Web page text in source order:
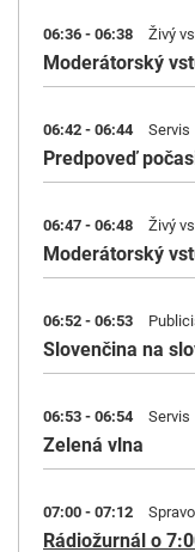
06:36 - 06:38 Živý
Moderátorský
06:42 - 06:44 Servis
Predpoveď
06:47 - 06:48 Živý
Moderátorský
06:52 - 06:53
Slovenčina na
06:53 - 06:54 Servis
Zelená vlna
07:00 - 07:12
Rádiožurnál o